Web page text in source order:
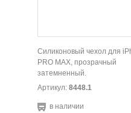
Силиконовый чехол для
PRO MAX, прозрачный
затемненный.
Артикул: 8448.1
в наличии